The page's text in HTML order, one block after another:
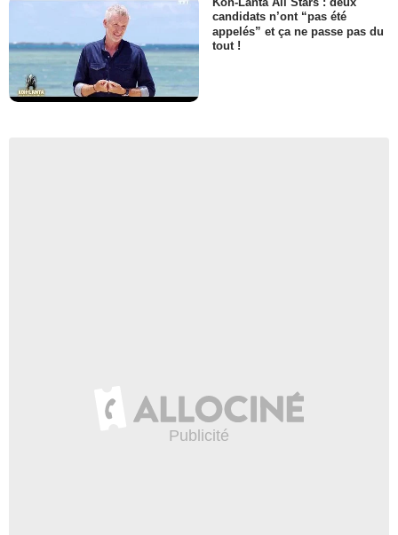
candidats n’ont “pas été
appelés” et ça ne passe pas du
tout !